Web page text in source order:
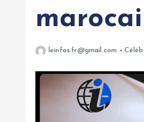
leinfos.fr@gmail.com